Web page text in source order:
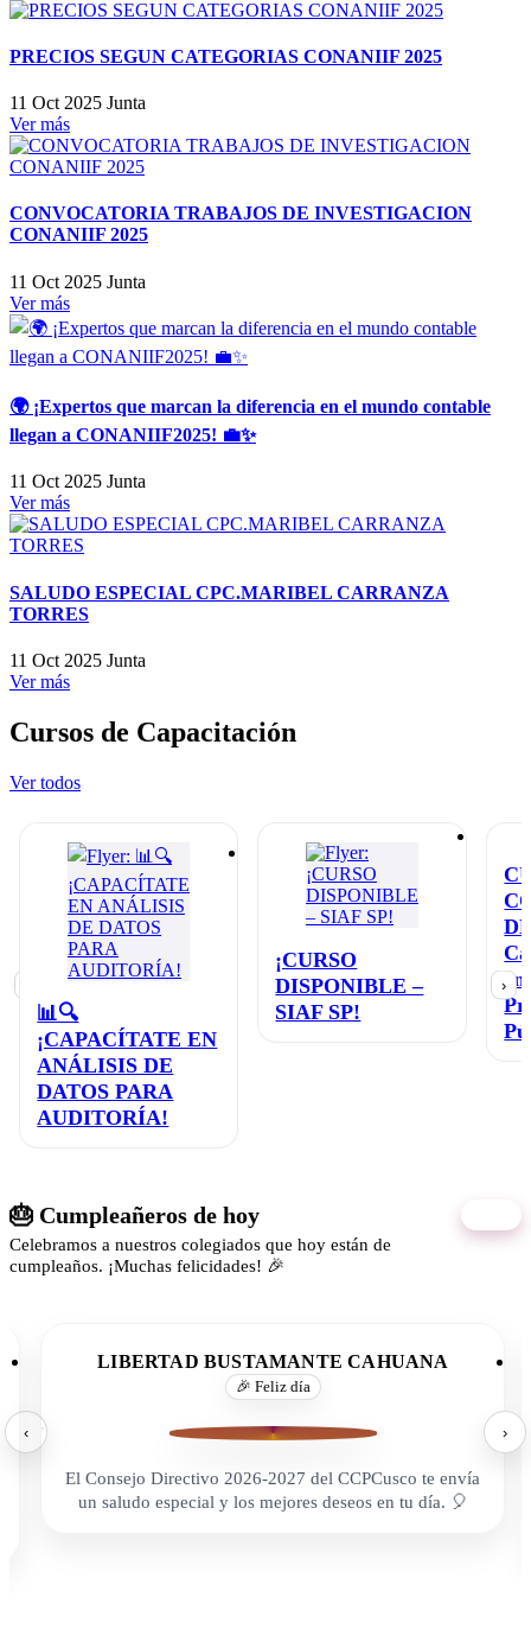
PRECIOS SEGUN CATEGORIAS CONANIIF 2025
11 Oct 2025 Junta
Ver más
CONVOCATORIA TRABAJOS DE INVESTIGACION
CONANIIF 2025
11 Oct 2025 Junta
Ver más
🌍 ¡Expertos que marcan la diferencia en el mundo contable
llegan a CONANIIF2025! 💼✨
11 Oct 2025 Junta
Ver más
SALUDO ESPECIAL CPC.MARIBEL CARRANZA
TORRES
11 Oct 2025 Junta
Ver más
Cursos de Capacitación
Ver todos
📊🔍
¡CAPACÍTATE EN
ANÁLISIS DE
DATOS PARA
AUDITORÍA!
¡CURSO
DISPONIBLE –
SIAF SP!
en
›
🎂 Cumpleañeros de hoy
Celebramos a nuestros colegiados que hoy están de
cumpleaños. ¡Muchas felicidades! 🎉
‹
LIBERTAD BUSTAMANTE CAHUANA
🎉 Feliz día
El Consejo Directivo 2026-2027 del CCPCusco te envía
un saludo especial y los mejores deseos en tu día. 🎈
›